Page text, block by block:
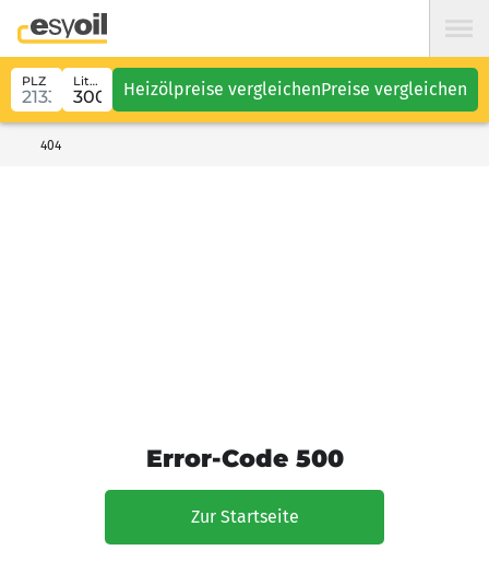
PLZ Liter Heizölpreise vergleichenPreise vergleichen
404
Error-Code 500
Zur Startseite